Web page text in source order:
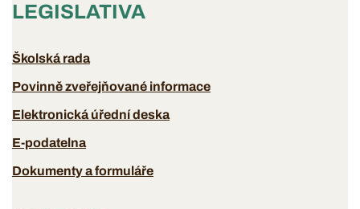
LEGISLATIVA
Školská rada
Povinně zveřejňované informace
Elektronická úřední deska
E-podatelna
Dokumenty a formuláře